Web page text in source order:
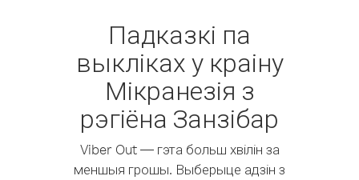
Падказкі па
выкліках у краіну
Мікранезія з
рэгіёна Занзібар
Viber Out — гэта больш хвілін за
меншыя грошы. Выберыце адзін з